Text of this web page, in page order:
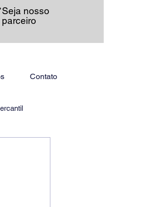
Seja nosso
parceiro
Contato